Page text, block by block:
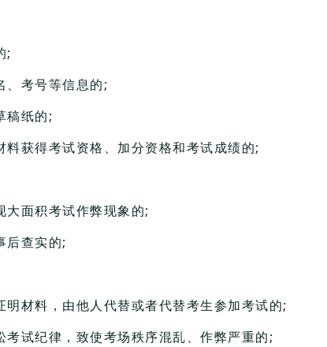
;
、考号等信息的;
稿纸的;
获得考试资格、加分资格和考试成绩的;
面积考试作弊现象的;
后查实的;
材料，由他人代替或者代替考生参加考试的;
试纪律，致使考场秩序混乱、作弊严重的;